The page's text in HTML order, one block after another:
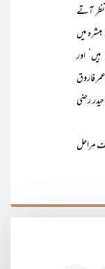
آتے
میں
اور
فاروق
رضی
مراحل